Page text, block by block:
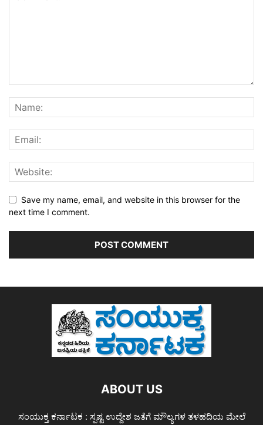
Save my name, email, and website in this browser for the
next time I comment.
ABOUT US
ಸಂಯುಕ್ತ ಕರ್ನಾಟಕ : ಸ್ಪಷ್ಟ ಉದ್ದೇಶ ಜತೆಗೆ ಮೌಲ್ಯಗಳ ತಳಹದಿಯ ಮೇಲೆ